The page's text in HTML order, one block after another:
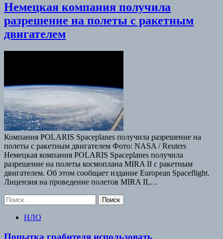
Немецкая компания получила
разрешение на полеты с ракетным
двигателем
Компания POLARIS Spaceplanes получила разрешение на
полеты с ракетным двигателем Фото: NASA / Reuters
Немецкая компания POLARIS Spaceplanes получила
разрешение на полеты космоплана MIRA II с ракетным
двигателем. Об этом сообщает издание European Spaceflight.
Лицензия на проведение полетов MIRA II,…
Найти:
НЛО
Попытка грабителя использовать